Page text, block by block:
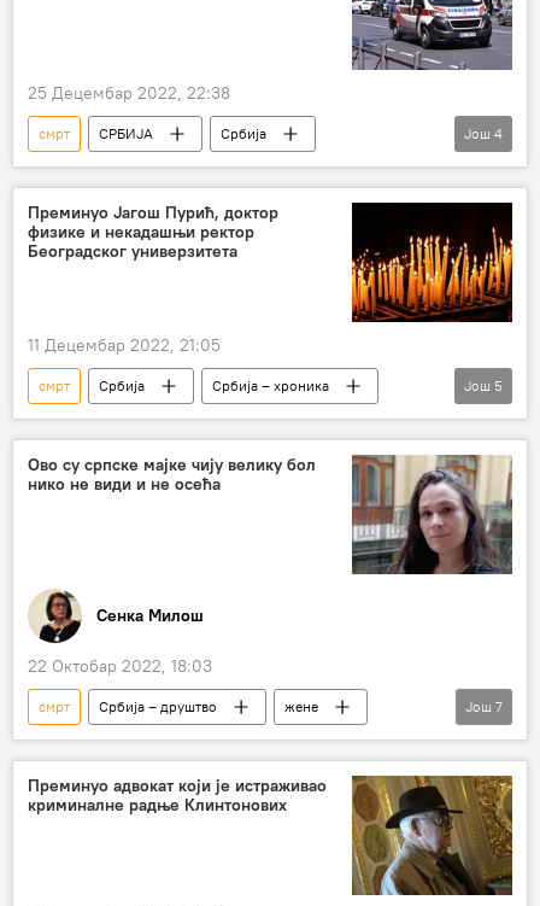
25 Децембар 2022, 22:38
смрт СРБИЈА
Србија
Србија – хроника
јарак
несрећа
саобраћајна несрећа
Још 4
Преминуо Јагош Пурић, доктор
физике и некадашњи ректор
Београдског универзитета
11 Децембар 2022, 21:05
смрт Србија
Србија – хроника
ректор
Београдски универзитет
КУЛТУРА
Живот Култура
Још 5
Ово су српске мајке чију велику бол
нико не види и не осећа
Сенка Милош
22 Октобар 2022, 18:03
смрт Србија – друштво
жене
мајке
бебе
Породиља
Центар за маме
помоћ
Моја прича
МОЈА ПРИЧА
Још 7
Преминуо адвокат који је истраживао
криминалне радње Клинтонових